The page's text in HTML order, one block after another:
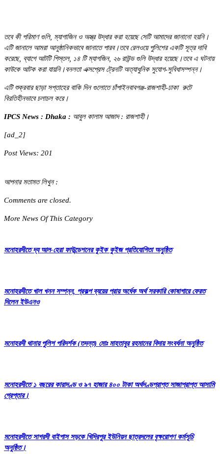
তবে কী পরিমাণ গুলি, ম্যাগাজিন ও অস্ত্র উদ্ধার করা হয়েছে সেটি আমাদের জানানো হয়নি।
এটি জানালে আমরা আনুষ্ঠানিকভাবে জানাতে পারব।তবে রেলওয়ে পুলিশের একটি সূত্র দাবি
করেছে, ব্যাগে আটটি পিস্তল, ১৪ টি ম্যাগজিন, ২৬ রাউন্ড গুলি উদ্ধার হয়েছে।তবে এ ঘটনায়
কাউকে আটক করা যায়নি।বনলতা এক্সপ্রেস ট্রেনটি অত্যাধুনিক সুযোগ-সুবিধাসম্পন্ন।
এটি শুক্রবার ছাড়া সপ্তাহের বাকি দিন গুলোতে চাঁপাইনবাবগঞ্জ-রাজশাহী-ঢাকা রুটে
বিরতিহীনভাবে চলাচল করে।
IPCS News : Dhaka : আবুল কালাম আজাদ : রাজশাহী।
[ad_2]
Post Views: 201
আপনার মতামত লিখুন :
Comments are closed.
More News Of This Category
মনোহরদীতে দ্য আল-হেরা ফাউন্ডেশনের কুইক কুইজ প্রতিযোগিতা অনুষ্ঠিত
মনোহরদীতে খাল খনন সম্পন্ন, প্রকল্প ব্যয়ের প্রায় অর্ধেক অর্থ সরকারি কোষাগারে ফেরত
দিলেন ইউএনও
মনোহরদী থানায় পুলিশ পরিদর্শক (তদন্ত) মোঃ মাহতাবুর রহমানের বিদায় সংবর্ধনা অনুষ্ঠিত
মনোহরদীতে ১ বছরের কারাদণ্ড ও ৯৭ হাজার ৪০০ টাকা অর্থদণ্ডপ্রাপ্ত সাজাপ্রাপ্ত আসামি
গ্রেপ্তার।
মনোহরদীতে সাগরদী বাইপাস সড়কে খিদিরপুর ইউনিয়ন ছাত্রদলের বৃক্ষরোপণ কর্মসূচি
অনুষ্ঠিত।